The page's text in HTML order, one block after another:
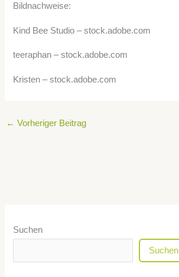
Bildnachweise:
Kind Bee Studio – stock.adobe.com
teeraphan – stock.adobe.com
Kristen – stock.adobe.com
← Vorheriger Beitrag
Suchen
Suchen